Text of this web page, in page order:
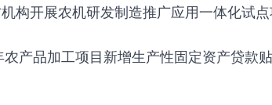
构开展农机研发制造推广应用一体化试
产品加工项目新增生产性固定资产贷款